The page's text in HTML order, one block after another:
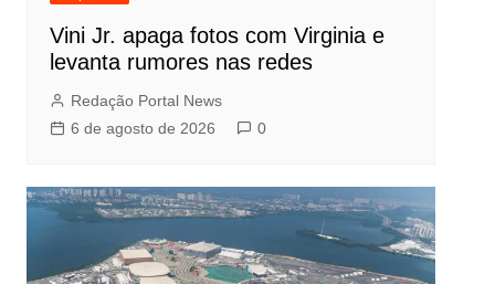
Vini Jr. apaga fotos com Virginia e
levanta rumores nas redes
Redação Portal News
6 de agosto de 2026
0